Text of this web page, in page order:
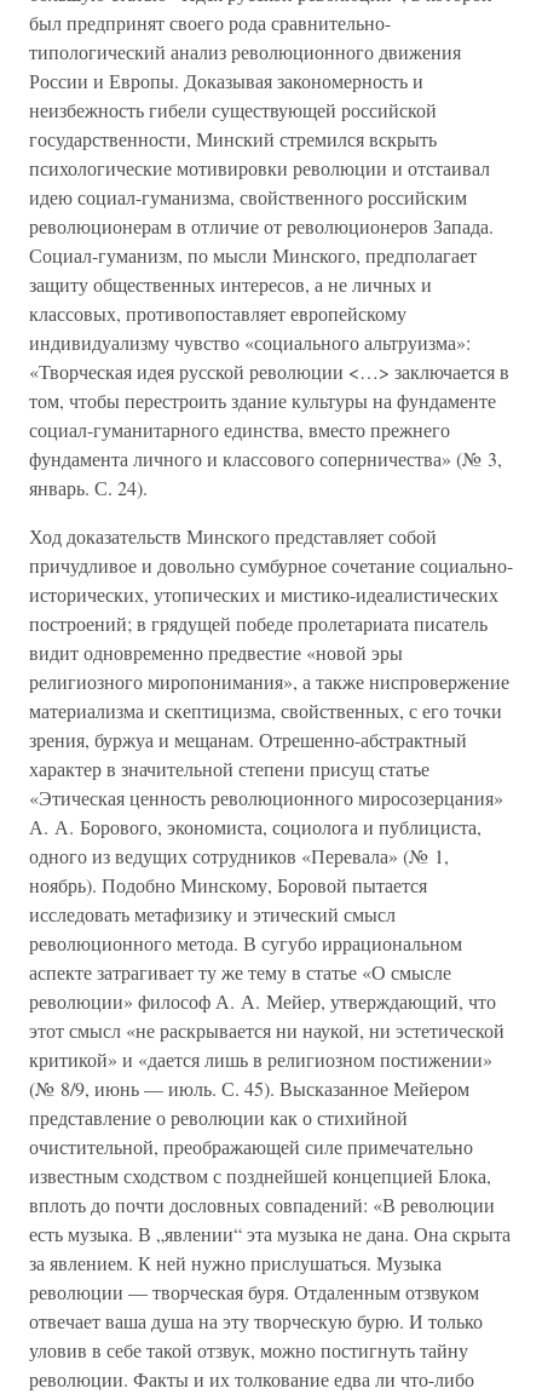
был предпринят своего рода сравнительно-
типологический анализ революционного движения
России и Европы. Доказывая закономерность и
неизбежность гибели существующей российской
государственности, Минский стремился вскрыть
психологические мотивировки революции и отстаивал
идею социал-гуманизма, свойственного российским
революционерам в отличие от революционеров Запада.
Социал-гуманизм, по мысли Минского, предполагает
защиту общественных интересов, а не личных и
классовых, противопоставляет европейскому
индивидуализму чувство «социального альтруизма»:
«Творческая идея русской революции <…> заключается в
том, чтобы перестроить здание культуры на фундаменте
социал-гуманитарного единства, вместо прежнего
фундамента личного и классового соперничества» (№ 3,
январь. С. 24).
Ход доказательств Минского представляет собой
причудливое и довольно сумбурное сочетание социально-
исторических, утопических и мистико-идеалистических
построений; в грядущей победе пролетариата писатель
видит одновременно предвестие «новой эры
религиозного миропонимания», а также ниспровержение
материализма и скептицизма, свойственных, с его точки
зрения, буржуа и мещанам. Отрешенно-абстрактный
характер в значительной степени присущ статье
«Этическая ценность революционного миросозерцания»
А. А. Борового, экономиста, социолога и публициста,
одного из ведущих сотрудников «Перевала» (№ 1,
ноябрь). Подобно Минскому, Боровой пытается
исследовать метафизику и этический смысл
революционного метода. В сугубо иррациональном
аспекте затрагивает ту же тему в статье «О смысле
революции» философ А. А. Мейер, утверждающий, что
этот смысл «не раскрывается ни наукой, ни эстетической
критикой» и «дается лишь в религиозном постижении»
(№ 8/9, июнь — июль. С. 45). Высказанное Мейером
представление о революции как о стихийной
очистительной, преображающей силе примечательно
известным сходством с позднейшей концепцией Блока,
вплоть до почти дословных совпадений: «В революции
есть музыка. В „явлении“ эта музыка не дана. Она скрыта
за явлением. К ней нужно прислушаться. Музыка
революции — творческая буря. Отдаленным отзвуком
отвечает ваша душа на эту творческую бурю. И только
уловив в себе такой отзвук, можно постигнуть тайну
революции. Факты и их толкование едва ли что-либо